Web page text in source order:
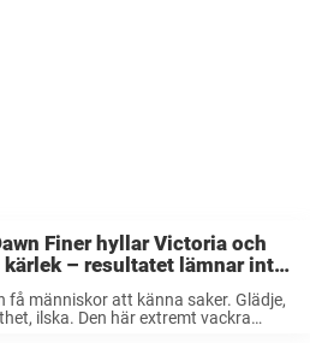
Finer hyllar Victoria och
kärlek – resultatet lämnar inte
få människor att känna saker. Glädje,
ilska. Den här extremt vackra